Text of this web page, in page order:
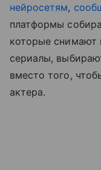
нейросетям,
платформы
которые снимают
сериалы,
вместо того,
актера.